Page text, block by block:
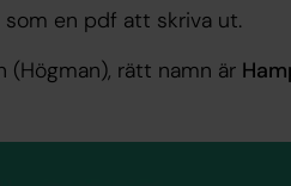
en pdf att skriva ut.
(Högman), rätt namn är